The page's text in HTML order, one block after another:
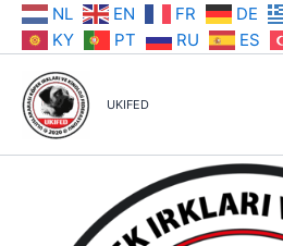
İçeriğe NL EN FR DE
KY
PT RU ES
UKIFED